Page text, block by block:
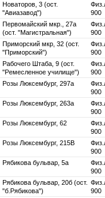
Новаторов, 3 (ост.
"Авиазавод")
900
Первомайский мкр., 27а
(ост. "Магистральная")
900
Приморский мкр, 32 (ост.
"Приморский")
900
Рабочего Штаба, 9 (ост.
"Ремесленное училище")
900
Розы Люксембург, 297а
900
Розы Люксембург, 263а
900
Розы Люксембург, 62
900
Розы Люксембург, 215В
900
Рябикова бульвар, 5а
900
Рябикова бульвар, 20б (ост.
"б.Рябикова")
900